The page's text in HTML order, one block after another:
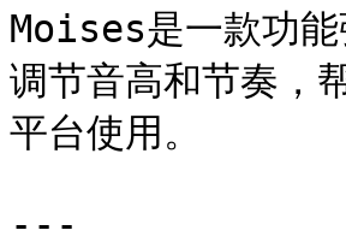
Moises是一款功
调节音高和节奏，
平台使用。
---